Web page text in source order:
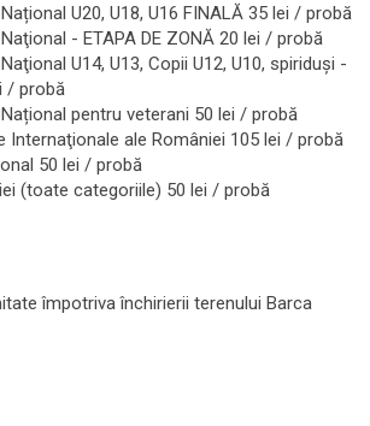
U20, U18, U16 FINALĂ 35 lei / probă
- ETAPA DE ZONĂ 20 lei / probă
U14, U13, Copii U12, U10, spiriduşi -
/ probă
pentru veterani 50 lei / probă
Internaţionale ale României 105 lei / probă
50 lei / probă
(toate categoriile) 50 lei / probă
împotriva închirierii terenului Barca